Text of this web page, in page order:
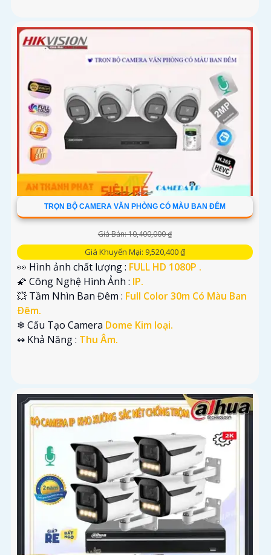
TRỌN BỘ CAMERA VĂN PHÒNG CÓ MÀU BAN ĐÊM
Giá Bán: 10,400,000 ₫
Giá Khuyến Mại: 9,520,400 ₫
👀 Hình ảnh chất lượng : FULL HD 1080P .
🌠 Công Nghệ Hình Ảnh : IP.
💥 Tầm Nhìn Ban Đêm : Full Color 30m Có Màu Ban
Ðêm.
❄ Cấu Tạo Camera Dome Kim loại.
️↭ Khả Năng : Thu Âm.